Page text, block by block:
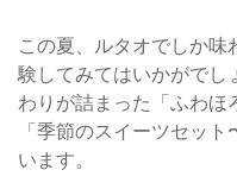
この夏、ルタオでしか
験してみてはいかがでし
わりが詰まった「ふわほ
「季節のスイーツセッ
います。